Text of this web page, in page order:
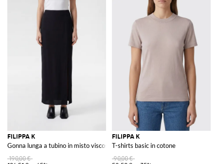
FILIPPA K
Gonna lunga a tubino in misto viscosa con spacco laterale
190,00 €
FILIPPA K
T-shirts basic in cotone
90,00 €